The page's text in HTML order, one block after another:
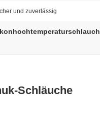
und zuverlässig
Schläuche